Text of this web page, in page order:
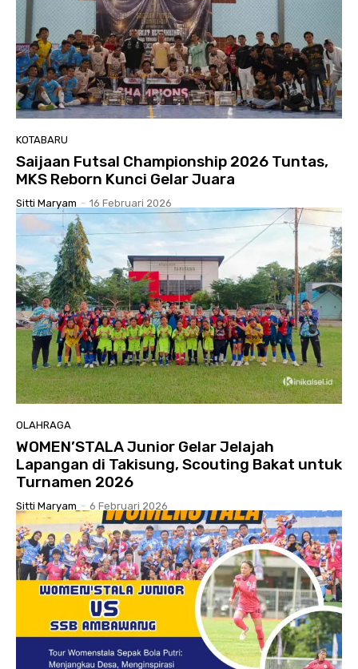
KOTABARU
Saijaan Futsal Championship 2026 Tuntas,
MKS Reborn Kunci Gelar Juara
Sitti Maryam - 16 Februari 2026
OLAHRAGA
WOMEN’STALA Junior Gelar Jelajah
Lapangan di Takisung, Scouting Bakat untuk
Turnamen 2026
Sitti Maryam - 6 Februari 2026